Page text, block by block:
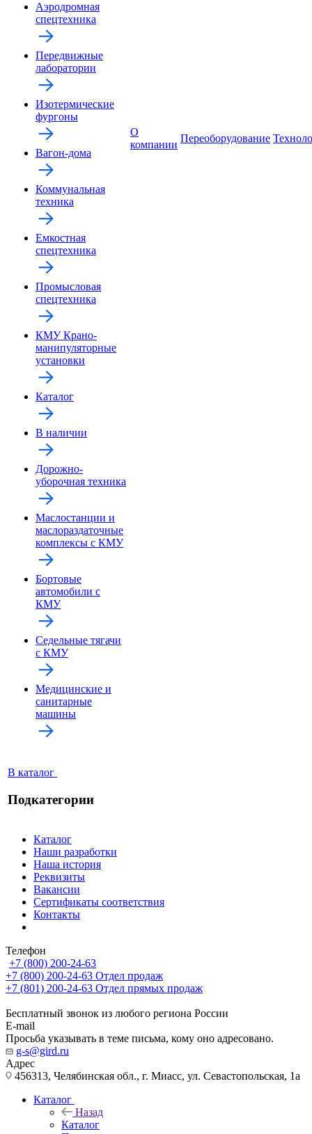
Аэродромная
спецтехника
Передвижные
лаборатории
Изотермические
фургоны
Вагон-дома
Коммунальная
техника
Емкостная
спецтехника
Промысловая
спецтехника
КМУ Крано-
манипуляторные
установки
Каталог
В наличии
Дорожно-
уборочная техника
Маслостанции и
маслораздаточные
комплексы с КМУ
Бортовые
автомобили с
КМУ
Седельные тягачи
с КМУ
Медицинские и
санитарные
машины
В каталог
Подкатегории
О
компании
Переоборудование
Каталог
Наши разработки
Наша история
Реквизиты
Вакансии
Сертификаты соответствия
Контакты
Телефон
+7 (800) 200-24-63
+7 (800) 200-24-63 Отдел продаж
+7 (801) 200-24-63 Отдел прямых продаж
Бесплатный звонок из любого региона России
E-mail
Просьба указывать в теме письма, кому оно адресовано.
g-s@gird.ru
Адрес
456313, Челябинская обл., г. Миасс, ул. Севастопольская, 1а
Каталог
Назад
Каталог